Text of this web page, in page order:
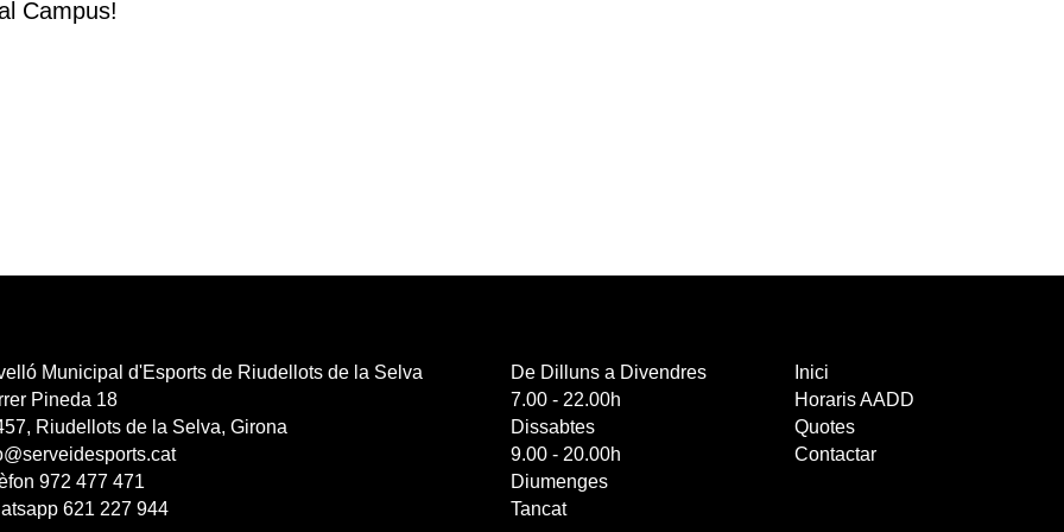
Campus!
Municipal d'Esports de Riudellots de la Selva
Pineda 18
Riudellots de la Selva, Girona
972 477 471
621 227 944
De Dilluns a Divendres
7.00 - 22.00h
Dissabtes
9.00 - 20.00h
Diumenges
Tancat
Inici
Horaris AADD
Quotes
Contactar